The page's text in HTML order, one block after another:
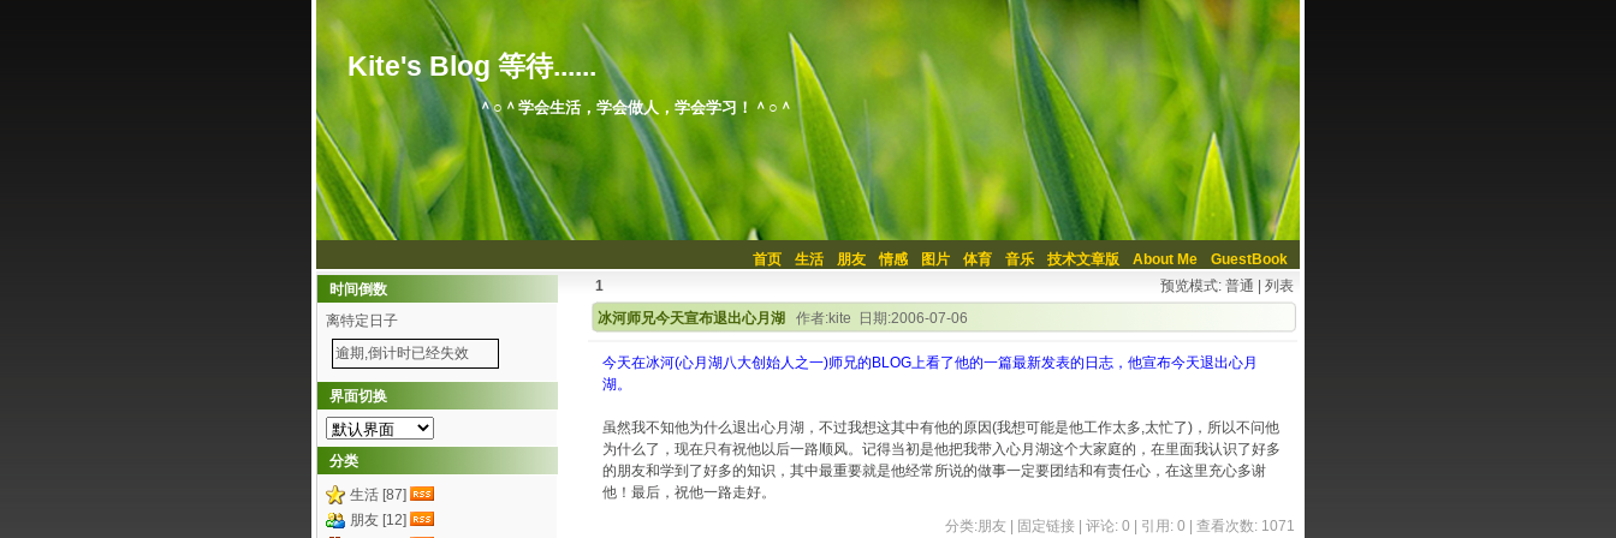
Kite's Blog 等待......
＾○＾学会生活，学会做人，学会学习！＾○＾
首页 生活 朋友 情感 图片 体育 音乐 技术文章版 About Me
GuestBook
1
预览模式: 普通
列表
冰河师兄今天宣布退出心月湖
作者:kite 日期:2006-07-06
今天在冰河(心月湖八大创始人之一)师兄的BLOG上看了他的一篇最新发表的日志，他宣布今天退出心月
湖。
虽然我不知他为什么退出心月湖，不过我想这其中有他的原因(我想可能是他工作太多,太忙了)，所以不问他
为什么了，现在只有祝他以后一路顺风。记得当初是他把我带入心月湖这个大家庭的，在里面我认识了好多
的朋友和学到了好多的知识，其中最重要就是他经常所说的做事一定要团结和有责任心，在这里充心多谢
他！最后，祝他一路走好。
分类:朋友 固定链接 评论: 0 | 引用: 0 | 查看次数: 1071
时间倒数
离特定日子
逾期,倒计时已经失效
界面切换
分类
生活 [87]
朋友 [12]